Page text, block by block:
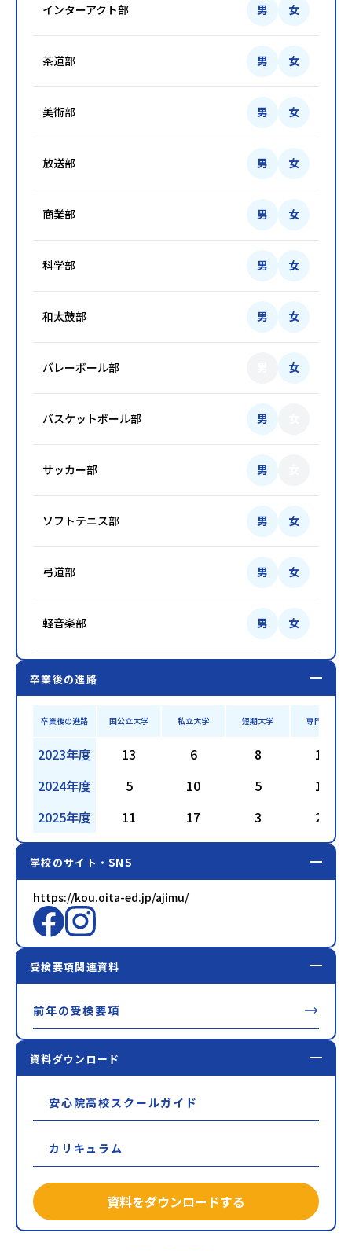
インターアクト部 男 女
茶道部 男 女
美術部 男 女
放送部 男 女
商業部 男 女
科学部 男 女
和太鼓部 男 女
バレーボール部 女
バスケットボール部 男
サッカー部 男
ソフトテニス部 男 女
弓道部 男 女
軽音楽部 男 女
卒業後の進路
卒業後の進路 国公立大学 私立大学 短期大学 専門学校
2023年度 13 6 8
11
2024年度
5 10 5
19
2025年度
11 17 3 21
学校のサイト・SNS
https://kou.oita-ed.jp/ajimu/
受検要項関連資料
前年の受検要項
資料ダウンロード
安心院高校スクールガイド
カリキュラム
資料をダウンロードする